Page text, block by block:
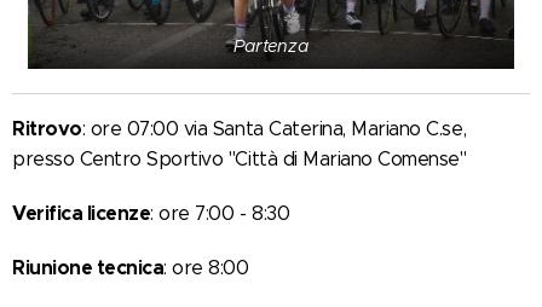
Partenza
Ritrovo: ore 07:00 via Santa Caterina, Mariano C.se,
presso Centro Sportivo "Città di Mariano Comense"
Verifica licenze: ore 7:00 - 8:30
Riunione tecnica: ore 8:00